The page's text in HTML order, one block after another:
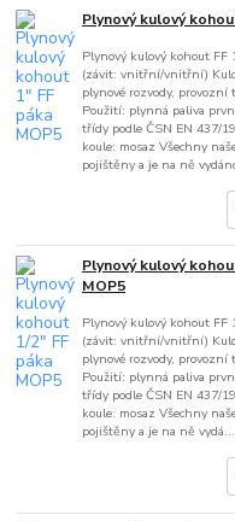
Plynový kulový
Plynový kulový kohout FF
(závit: vnitřní/vnitřní)
plynové rozvody, provozní
Použití: plynná paliva
třídy podle ČSN EN 437/
koule: mosaz Všechny
pojištěny a je na ně
Plynový kulový
MOP5
Plynový kulový kohout FF
(závit: vnitřní/vnitřní)
plynové rozvody, provozní
Použití: plynná paliva
třídy podle ČSN EN 437/
koule: mosaz Všechny
pojištěny a je na ně vydá...